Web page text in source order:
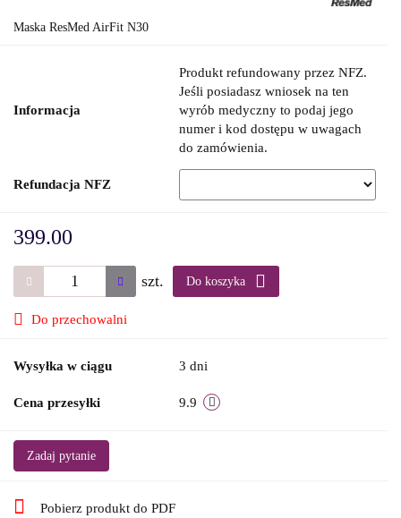
Maska ResMed AirFit N30
Informacja
Produkt refundowany przez NFZ.
Jeśli posiadasz wniosek na ten
wyrób medyczny to podaj jego
numer i kod dostępu w uwagach
do zamówienia.
Refundacja NFZ
399.00
szt. Do koszyka
Do przechowalni
Wysyłka w ciągu 3 dni
Cena przesyłki 9.9
Zadaj pytanie
Pobierz produkt do PDF